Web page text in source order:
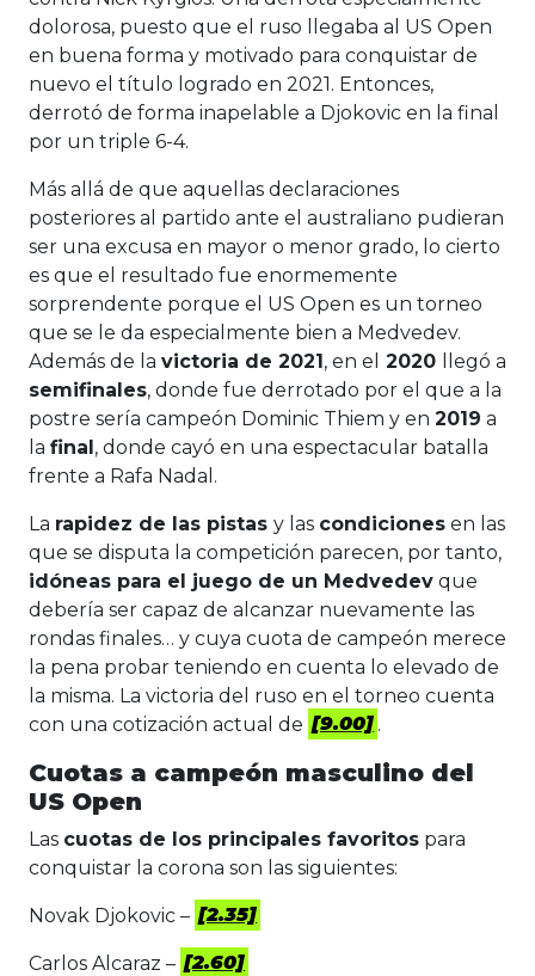
dolorosa, puesto que el ruso llegaba al US Open
en buena forma y motivado para conquistar de
nuevo el título logrado en 2021. Entonces,
derrotó de forma inapelable a Djokovic en la final
por un triple 6-4.
Más allá de que aquellas declaraciones
posteriores al partido ante el australiano pudieran
ser una excusa en mayor o menor grado, lo cierto
es que el resultado fue enormemente
sorprendente porque el US Open es un torneo
que se le da especialmente bien a Medvedev.
Además de la victoria de 2021, en el 2020
llegó a
semifinales, donde fue derrotado por el que a la
postre sería campeón Dominic Thiem y en 2019 a
la final, donde cayó en una espectacular batalla
frente a Rafa Nadal.
La rapidez de las pistas y las condiciones en las
que se disputa la competición parecen, por tanto,
idóneas para el juego de un Medvedev que
debería ser capaz de alcanzar nuevamente las
rondas finales… y cuya cuota de campeón merece
la pena probar teniendo en cuenta lo elevado de
la misma. La victoria del ruso en el torneo cuenta
con una cotización actual de [9.00] .
Cuotas a campeón masculino del
US Open
Las cuotas de los principales favoritos para
conquistar la corona son las siguientes:
Novak Djokovic – [2.35]
Carlos Alcaraz – [2.60]